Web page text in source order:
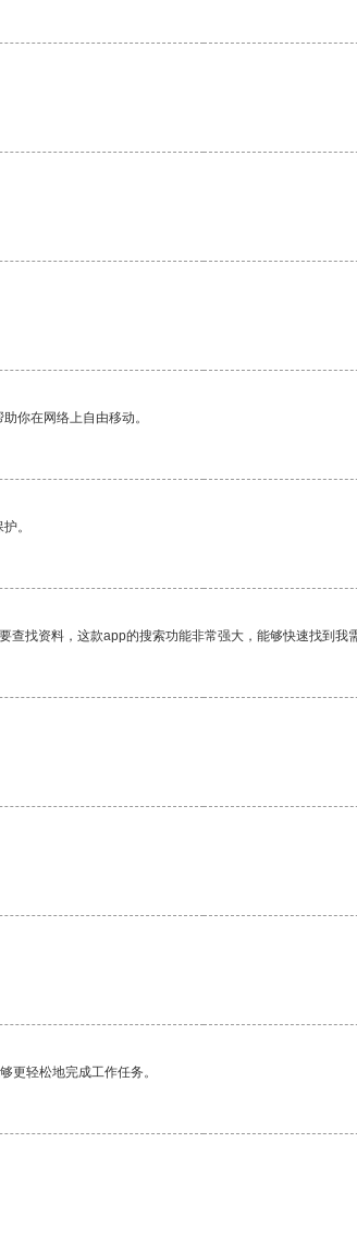
你在网络上自由移动。
。
找资料，这款app的搜索功能非常强大，能够快速找到我
更轻松地完成工作任务。